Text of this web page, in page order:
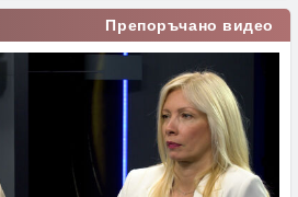
Препоръчано видео